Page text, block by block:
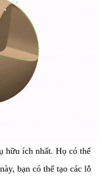
hữu ích nhất. Họ có thể
bạn có thể tạo các lỗ